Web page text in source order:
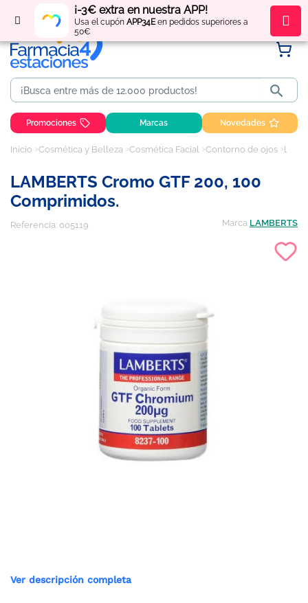
¡-3€ extra en nuestra APP!
Usa el cupón APP34Een pedidos superiores a
50€
Regístratey obténpuntos por tus compras

Promociones Marcas Novedades
Inicio Cosmética y Belleza Cosmética Facial Contorno de ojos
LAMBERTS Cromo GTF 200, 100
Comprimidos.
Referencia: 005119 Marca LAMBERTS
Ver descripción completa